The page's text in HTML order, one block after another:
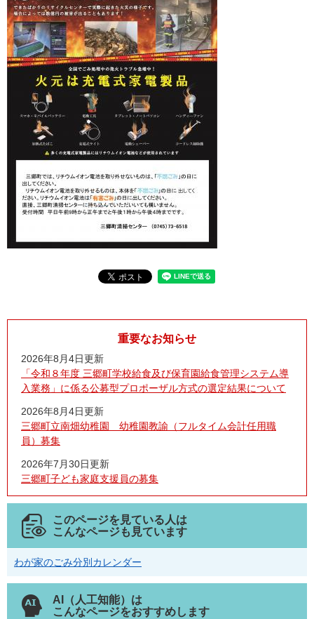
重要なお知らせ
2026年8月4日更新
「令和８年度 三郷町学校給食及び保育園給食管理システム導
入業務」に係る公募型プロポーザル方式の選定結果について
2026年8月4日更新
三郷町立南畑幼稚園 幼稚園教諭（フルタイム会計任用職
員）募集
2026年7月30日更新
三郷町子ども家庭支援員の募集
このページを見ている人は
こんなページも見ています
わが家のごみ分別カレンダー
AI（人工知能）は
こんなページをおすすめします